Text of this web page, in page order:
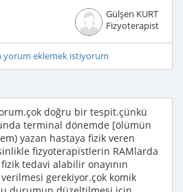
Gülşen KURT
Fizyoterapist
yorum eklemek istiyorum
doğru bir tespit.çünkü
terminal dönemde [ölümün
yazan hastaya fizik veren
fizyoterapistlerin RAMlarda
fizik tedavi alabilir onayının
gerekiyor.çok komik